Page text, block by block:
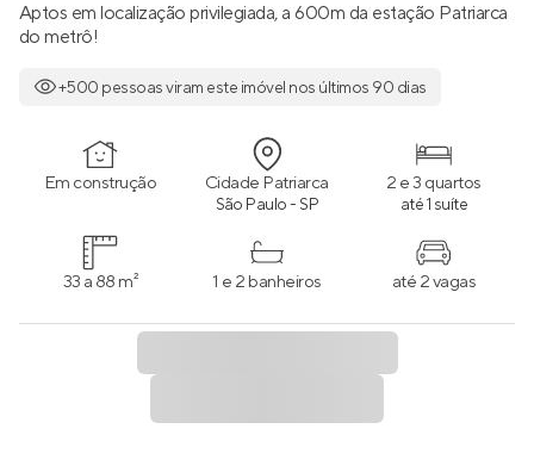
Aptos em localização privilegiada, a 600m da estação Patriarca
do metrô!
+500 pessoas viram este imóvel nos últimos 90 dias
Em construção Cidade Patriarca
São Paulo - SP
2 e 3 quartos
até 1 suíte
33 a 88 m² 1 e 2 banheiros até 2 vagas